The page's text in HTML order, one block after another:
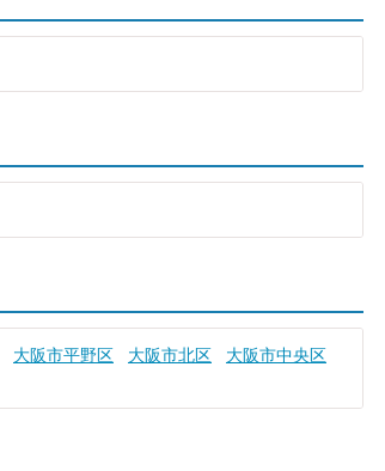
大阪市平野区 大阪市北区
大阪市中央区